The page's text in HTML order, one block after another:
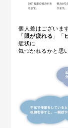
個人差はございま
「 眼が疲れる 」「
症状に
気づかれるかと思